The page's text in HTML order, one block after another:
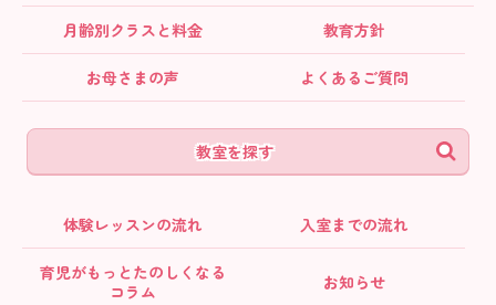
月齢別クラス と料金 教育方針
お母さまの声 よくあるご質問
教室を探す
体験レッスンの流れ 入室までの流れ
育児がもっとたのしくなる
コラム
お知らせ